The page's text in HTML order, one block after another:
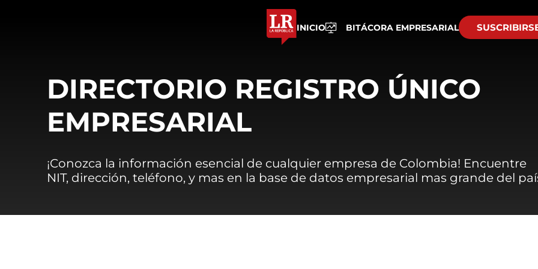
INICIO BITÁCORA EMPRESARIAL
DIRECTORIO REGISTRO ÚNICO
EMPRESARIAL
¡Conozca la información esencial de cualquier empresa de Colombia! Encuentre
NIT, dirección, teléfono, y mas en la base de datos empresarial mas grande del